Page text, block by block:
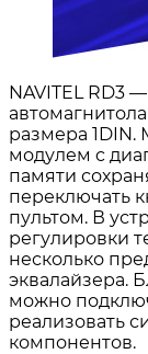
NAVITEL RD3
размера
модулем c
памяти
переключать
пультом. В
регулировки
несколько
эквалайзера.
можно
реализовать
компонентов.